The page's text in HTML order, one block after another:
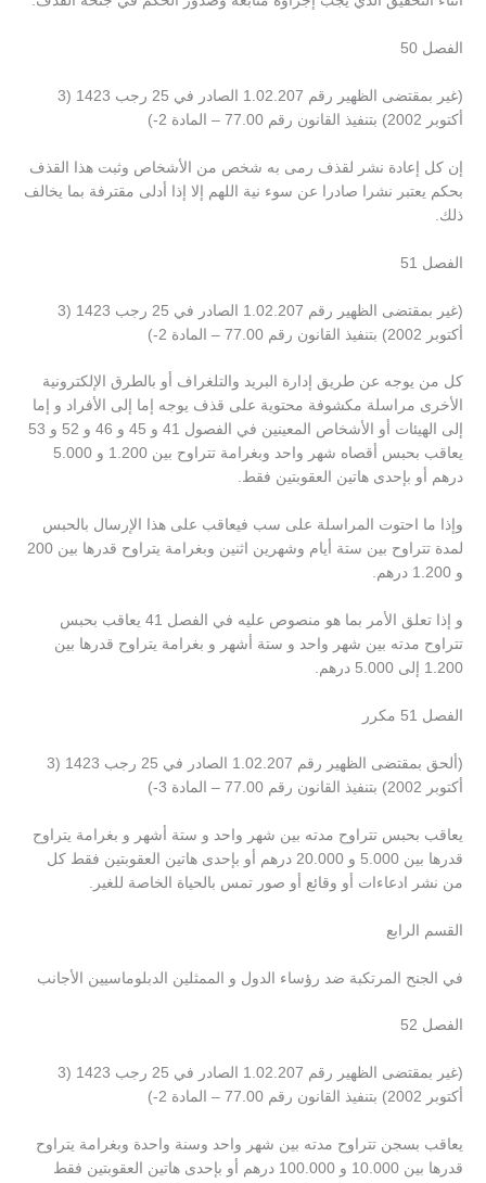
الفصل 50
(غير بمقتضى الظهير رقم 1.02.207 الصادر في 25 رجب 1423 (3
أكتوبر 2002) بتنفيذ القانون رقم 77.00 – المادة 2-)
إن كل إعادة نشر لقذف رمى به شخص من الأشخاص وثبت هذا القذف
بحكم يعتبر نشرا صادرا عن سوء نية اللهم إلا إذا أدلى مقترفة بما يخالف
ذلك.
الفصل 51
(غير بمقتضى الظهير رقم 1.02.207 الصادر في 25 رجب 1423 (3
أكتوبر 2002) بتنفيذ القانون رقم 77.00 – المادة 2-)
كل من يوجه عن طريق إدارة البريد والتلغراف أو بالطرق الإلكترونية
الأخرى مراسلة مكشوفة محتوية على قذف يوجه إما إلى الأفراد و إما
إلى الهيئات أو الأشخاص المعينين في الفصول 41 و 45 و 46 و 52 و 53
يعاقب بحبس أقصاه شهر واحد وبغرامة تتراوح بين 1.200 و 5.000
درهم أو بإحدى هاتين العقوبتين فقط.
وإذا ما احتوت المراسلة على سب فيعاقب على هذا الإرسال بالحبس
لمدة تتراوح بين ستة أيام وشهرين اثنين وبغرامة يتراوح قدرها بين 200
و 1.200 درهم.
و إذا تعلق الأمر بما هو منصوص عليه في الفصل 41 يعاقب بحبس
تتراوح مدته بين شهر واحد و ستة أشهر و بغرامة يتراوح قدرها بين
1.200 إلى 5.000 درهم.
الفصل 51 مكرر
(ألحق بمقتضى الظهير رقم 1.02.207 الصادر في 25 رجب 1423 (3
أكتوبر 2002) بتنفيذ القانون رقم 77.00 – المادة 3-)
يعاقب بحبس تتراوح مدته بين شهر واحد و ستة أشهر و بغرامة يتراوح
قدرها بين 5.000 و 20.000 درهم أو بإحدى هاتين العقوبتين فقط كل
من نشر ادعاءات أو وقائع أو صور تمس بالحياة الخاصة للغير.
القسم الرابع
في الجنح المرتكبة ضد رؤساء الدول و الممثلين الدبلوماسيين الأجانب
الفصل 52
(غير بمقتضى الظهير رقم 1.02.207 الصادر في 25 رجب 1423 (3
أكتوبر 2002) بتنفيذ القانون رقم 77.00 – المادة 2-)
يعاقب بسجن تتراوح مدته بين شهر واحد وسنة واحدة وبغرامة يتراوح
قدرها بين 10.000 و 100.000 درهم أو بإحدى هاتين العقوبتين فقط